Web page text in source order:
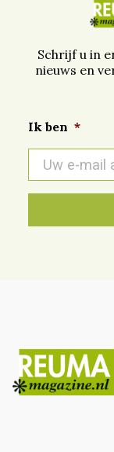
Schrijf u in
nieuws en
Ik ben *
mail
*